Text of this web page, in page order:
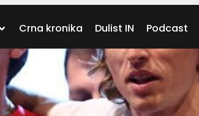
Crna kronika Dulist IN Podcast